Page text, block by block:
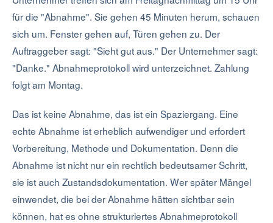
für die "Abnahme". Sie gehen 45 Minuten herum, schauen
sich um. Fenster gehen auf, Türen gehen zu. Der
Auftraggeber sagt: "Sieht gut aus." Der Unternehmer sagt:
"Danke." Abnahmeprotokoll wird unterzeichnet. Zahlung
folgt am Montag.
Das ist keine Abnahme, das ist ein Spaziergang. Eine
echte Abnahme ist erheblich aufwendiger und erfordert
Vorbereitung, Methode und Dokumentation. Denn die
Abnahme ist nicht nur ein rechtlich bedeutsamer Schritt,
sie ist auch Zustandsdokumentation. Wer später Mängel
einwendet, die bei der Abnahme hätten sichtbar sein
können, hat es ohne strukturiertes Abnahmeprotokoll